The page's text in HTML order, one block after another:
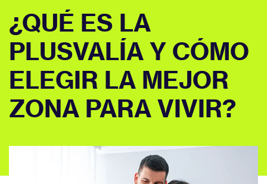
¿QUÉ ES LA
PLUSVALÍA Y CÓMO
ELEGIR LA MEJOR
ZONA PARA VIVIR?